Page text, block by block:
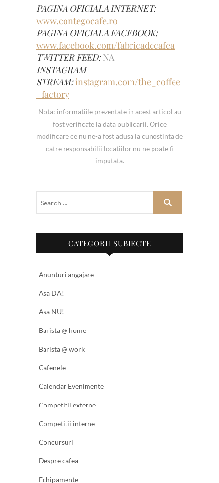
PAGINA OFICIALA INTERNET:
www.contegocafe.ro
PAGINA OFICIALA FACEBOOK:
www.facebook.com/fabricadecafea
TWITTER FEED: NA
INSTAGRAM
STREAM:instagram.com/the_coffee
_factory
Nota: informatiile prezentate in acest articol au
fost verificate la data publicarii. Orice
modificare ce nu ne-a fost adusa la cunostinta de
catre responsabilii locatiilor nu ne poate fi
imputata.
CATEGORII SUBIECTE
Anunturi angajare
Asa DA!
Asa NU!
Barista @ home
Barista @ work
Cafenele
Calendar Evenimente
Competitii externe
Competitii interne
Concursuri
Despre cafea
Echipamente